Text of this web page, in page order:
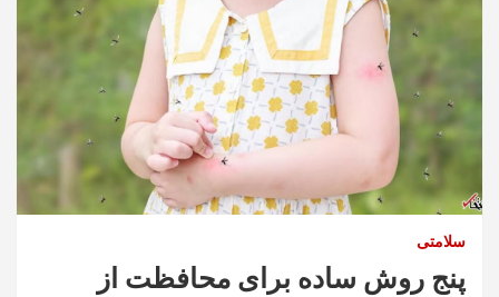
سلامتی
پنج روش ساده برای محافظت از